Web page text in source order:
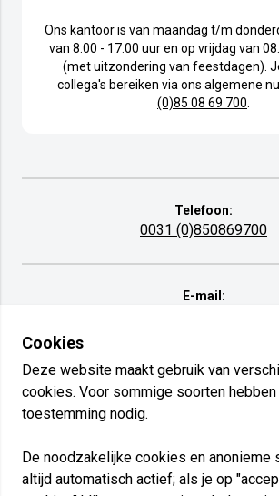
Ons kantoor is van maandag t/m
van 8.00 - 17.00 uur en op vrijdag van
(met uitzondering van feestdagen).
collega's bereiken via ons algemene
(0)85 08 69 700.
Telefoon:
0031 (0)850869700
E-mail:
Daniels Traprenovatie
Cookies
Deze website maakt gebruik van
cookies. Voor sommige soorten
toestemming nodig.
De noodzakelijke cookies en anonieme
altijd automatisch actief; als je op